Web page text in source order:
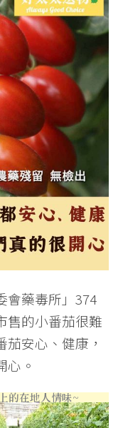
藥毒所」374
售的小番茄很難
安心、健康，
心。
的在地人情味~